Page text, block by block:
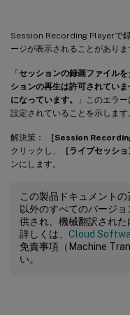
Session Recording Playerで
ージが表示されることがありま
「セッションの録画ファイル
ションの再生は許可されてい
になっています。
」このエラ
設定されていることを示します
解決策： ［Session
クリックし、
［ライブセッシ
ンにします。
この製品ドキュメント
以外のすべてのバージ
供され、機械翻訳された
詳しくは、 Cloud
免責事項（Machine
い。